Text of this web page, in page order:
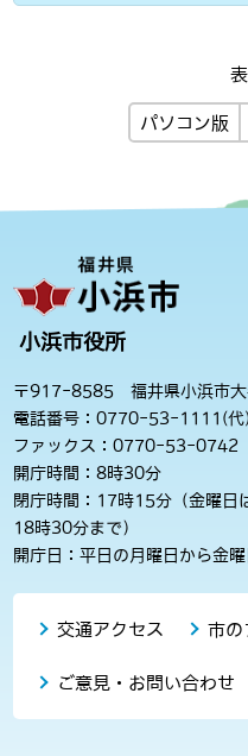
パソコン版
小浜市役所
〒917-8585 福井県小浜市大
電話番号：0770-53-1111(
ファックス：0770-53-0742
開庁時間：8時30分
閉庁時間：17時15分（金曜日
18時30分まで）
開庁日：平日の月曜日から金
交通アクセス 市の
ご意見・お問い合わせ